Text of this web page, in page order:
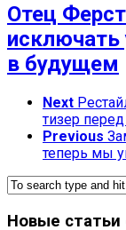
Отец
исключать
в будущем
Next
тизер
Previous
теперь мы
Новые статьи